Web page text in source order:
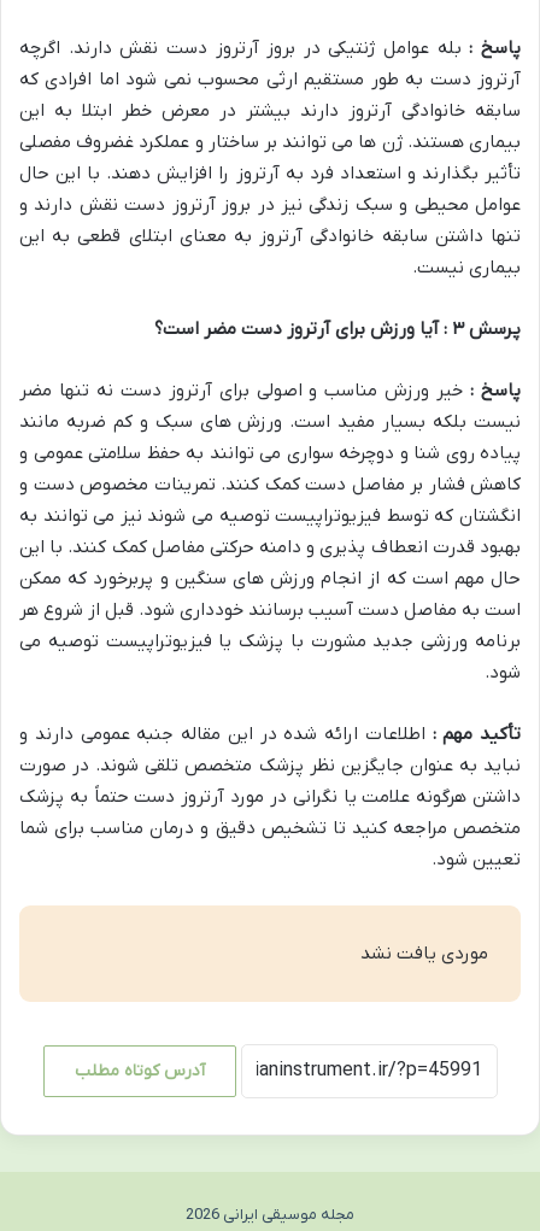
پاسخ : بله عوامل ژنتیکی در بروز آرتروز دست نقش دارند. اگرچه
آرتروز دست به طور مستقیم ارثی محسوب نمی شود اما افرادی که
سابقه خانوادگی آرتروز دارند بیشتر در معرض خطر ابتلا به این
بیماری هستند. ژن ها می توانند بر ساختار و عملکرد غضروف مفصلی
تأثیر بگذارند و استعداد فرد به آرتروز را افزایش دهند. با این حال
عوامل محیطی و سبک زندگی نیز در بروز آرتروز دست نقش دارند و
تنها داشتن سابقه خانوادگی آرتروز به معنای ابتلای قطعی به این
بیماری نیست.
پرسش۳ : آیا ورزش برای آرتروز دست مضر است؟
پاسخ : خیر ورزش مناسب و اصولی برای آرتروز دست نه تنها مضر
نیست بلکه بسیار مفید است. ورزش های سبک و کم ضربه مانند
پیاده روی شنا و دوچرخه سواری می توانند به حفظ سلامتی عمومی و
کاهش فشار بر مفاصل دست کمک کنند. تمرینات مخصوص دست و
انگشتان که توسط فیزیوتراپیست توصیه می شوند نیز می توانند به
بهبود قدرت انعطاف پذیری و دامنه حرکتی مفاصل کمک کنند. با این
حال مهم است که از انجام ورزش های سنگین و پربرخورد که ممکن
است به مفاصل دست آسیب برسانند خودداری شود. قبل از شروع هر
برنامه ورزشی جدید مشورت با پزشک یا فیزیوتراپیست توصیه می
شود.
تأکید مهم : اطلاعات ارائه شده در این مقاله جنبه عمومی دارند و
نباید به عنوان جایگزین نظر پزشک متخصص تلقی شوند. در صورت
داشتن هرگونه علامت یا نگرانی در مورد آرتروز دست حتماً به پزشک
متخصص مراجعه کنید تا تشخیص دقیق و درمان مناسب برای شما
تعیین شود.
موردی یافت نشد
آدرس کوتاه مطلب
مجله موسیقی ایرانی 2026